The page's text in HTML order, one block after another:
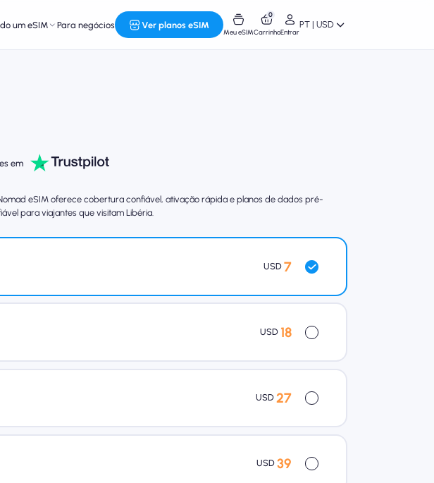
um eSIM Para negócios Ver planos eSIM
Meu eSIM
0
CarrinhoEntrar
PT | USD
em
eSIM oferece cobertura confiável, ativação rápida e planos de dados pré-
para viajantes que visitam Libéria.
USD 7
USD 18
USD 27
USD 39